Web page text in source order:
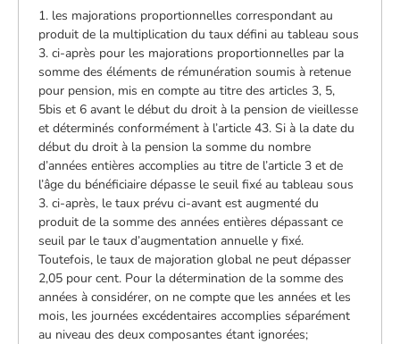
1. les majorations proportionnelles correspondant au
produit de la multiplication du taux défini au tableau sous
3. ci-après pour les majorations proportionnelles par la
somme des éléments de rémunération soumis à retenue
pour pension, mis en compte au titre des articles 3, 5,
5bis et 6 avant le début du droit à la pension de vieillesse
et déterminés conformément à l’article 43. Si à la date du
début du droit à la pension la somme du nombre
d’années entières accomplies au titre de l’article 3 et de
l’âge du bénéficiaire dépasse le seuil fixé au tableau sous
3. ci-après, le taux prévu ci-avant est augmenté du
produit de la somme des années entières dépassant ce
seuil par le taux d’augmentation annuelle y fixé.
Toutefois, le taux de majoration global ne peut dépasser
2,05 pour cent. Pour la détermination de la somme des
années à considérer, on ne compte que les années et les
mois, les journées excédentaires accomplies séparément
au niveau des deux composantes étant ignorées;